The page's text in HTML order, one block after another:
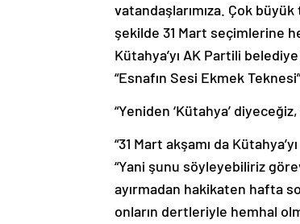
vatandaşlarımıza. Çok
şekilde 31 Mart seçimlerine
Kütahya’yı AK Partili
“Esnafın Sesi Ekmek
“Yeniden ‘Kütahya’
“31 Mart akşamı da
“Yani şunu söyleyebiliriz
ayırmadan hakikaten hafta
onların dertleriyle hemhal